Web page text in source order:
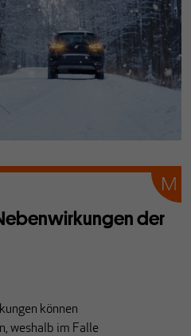
der
können
weshalb im Falle